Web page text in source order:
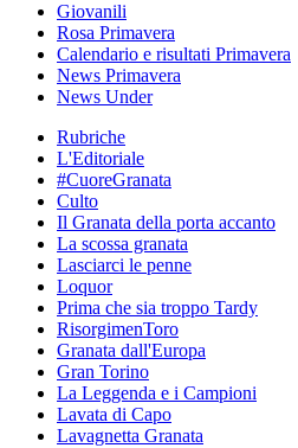
Giovanili
Rosa Primavera
Calendario e risultati Primavera
News Primavera
News Under
Rubriche
L'Editoriale
#CuoreGranata
Culto
Il Granata della porta accanto
La scossa granata
Lasciarci le penne
Loquor
Prima che sia troppo Tardy
RisorgimenToro
Granata dall'Europa
Gran Torino
La Leggenda e i Campioni
Lavata di Capo
Lavagnetta Granata